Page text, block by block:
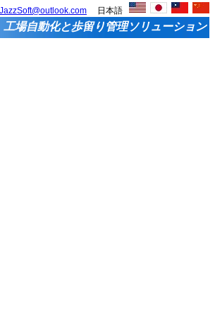
JazzSoft@outlook.com 日本語
工場自動化と歩留り管理ソリューション